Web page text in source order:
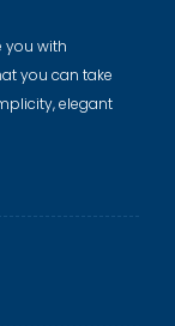
you with
you can take
elegant